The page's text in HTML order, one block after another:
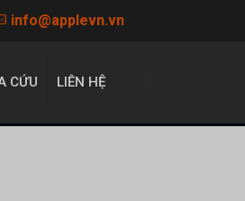
info@applevn.vn
CỨU LIÊN HỆ